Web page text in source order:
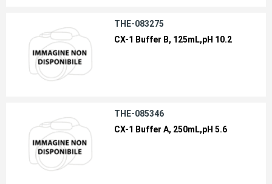
THE-083275
CX-1 Buffer B, 125mL,pH 10.2
THE-085346
CX-1 Buffer A, 250mL,pH 5.6